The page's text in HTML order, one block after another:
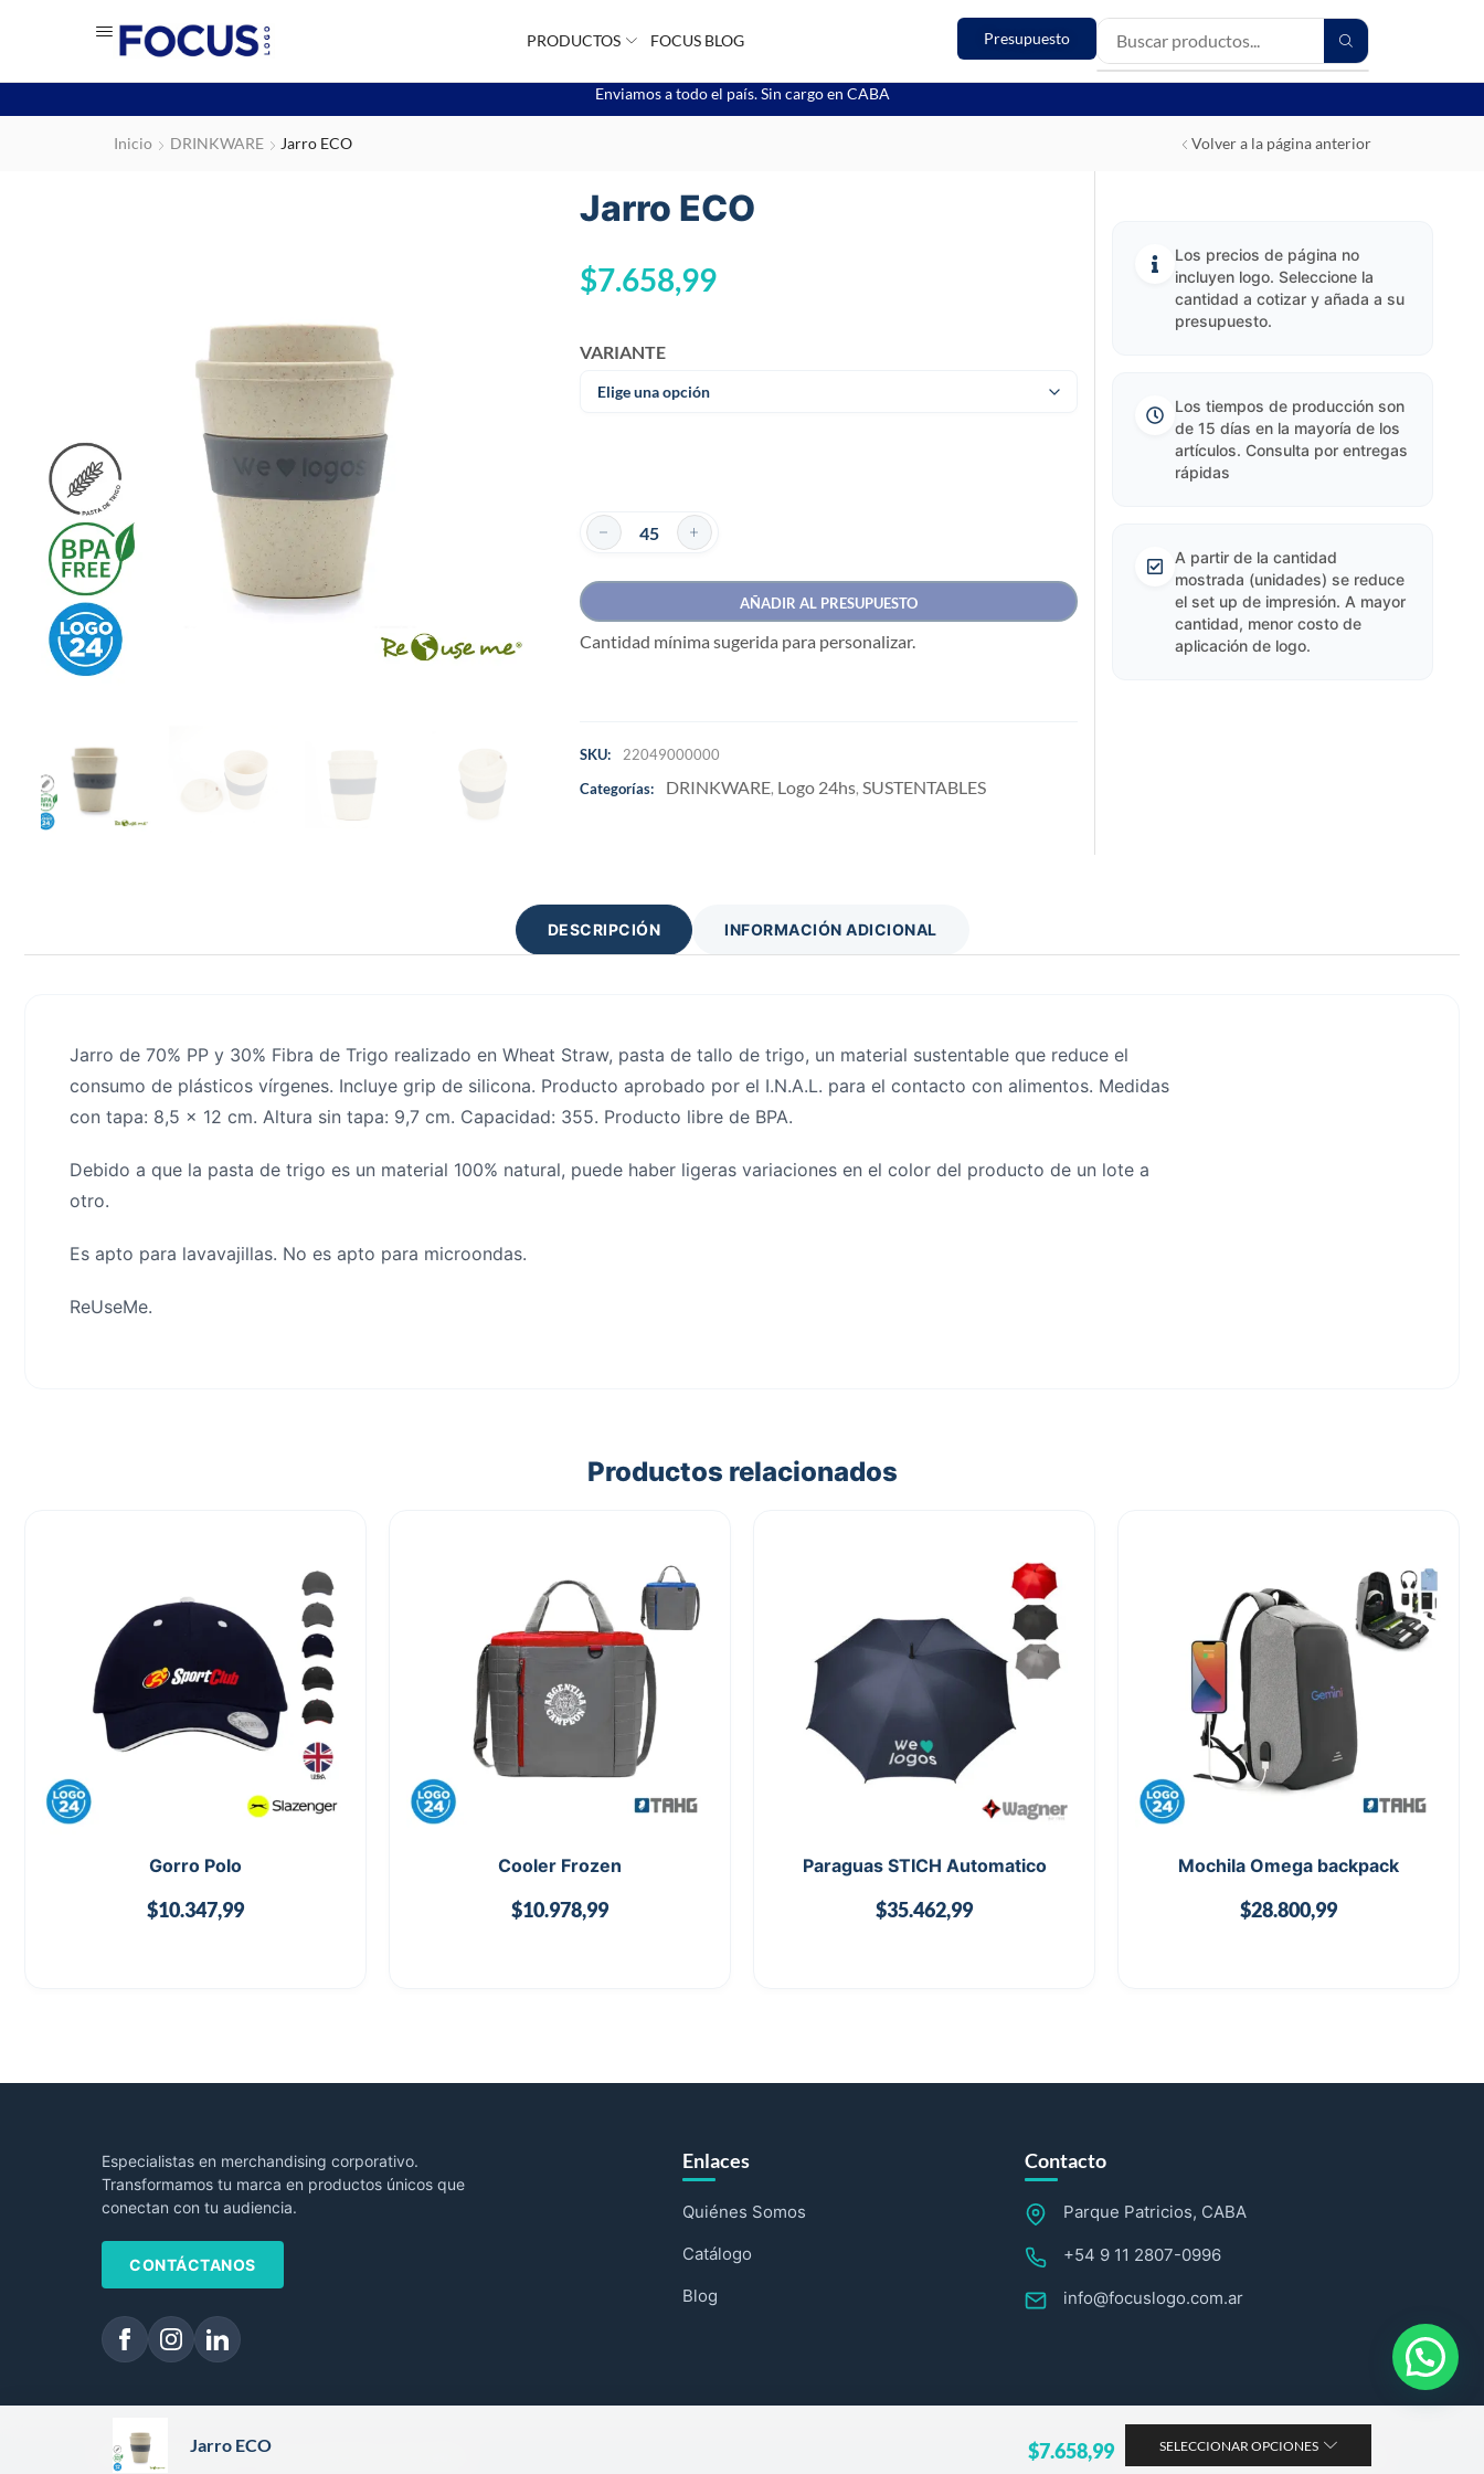
PRODUCTOS FOCUS BLOG Presupuesto
Enviamos a todo el país. Sin cargo en CABA
Inicio DRINKWARE Jarro ECO Volver a la página anterior
Jarro ECO
$7.658,99
VARIANTE
AÑADIR AL PRESUPUESTO
Cantidad mínima sugerida para personalizar.
Jarro ECO $7.658,99 SELECCIONAR OPCIONES
SKU:
22049000000
Categorías:
DRINKWARE, Logo 24hs, SUSTENTABLES
Los precios de página no
incluyen logo. Seleccione la
cantidad a cotizar y añada a su
presupuesto.
Los tiempos de producción son
de 15 días en la mayoría de los
artículos. Consulta por entregas
rápidas
A partir de la cantidad
mostrada (unidades) se reduce
el set up de impresión. A mayor
cantidad, menor costo de
aplicación de logo.
DESCRIPCIÓN INFORMACIÓN ADICIONAL
Jarro de 70% PP y 30% Fibra de Trigo realizado en Wheat Straw, pasta de tallo de trigo, un material sustentable que reduce el
consumo de plásticos vírgenes. Incluye grip de silicona. Producto aprobado por el I.N.A.L. para el contacto con alimentos. Medidas
con tapa: 8,5 x 12 cm. Altura sin tapa: 9,7 cm. Capacidad: 355. Producto libre de BPA.
Debido a que la pasta de trigo es un material 100% natural, puede haber ligeras variaciones en el color del producto de un lote a
otro.
Es apto para lavavajillas. No es apto para microondas.
ReUseMe.
Productos relacionados
Gorro Polo
$10.347,99
Cooler Frozen
$10.978,99
Paraguas STICH Automatico
$35.462,99
Mochila Omega backpack
$28.800,99
Especialistas en merchandising corporativo.
Transformamos tu marca en productos únicos que
conectan con tu audiencia.
CONTÁCTANOS
Enlaces
Quiénes Somos
Catálogo
Blog
Contacto
Parque Patricios, CABA
+54 9 11 2807-0996
info@focuslogo.com.ar
© 2026 Focus Logo. Todos los derechos reservados. Sitio web desarrollado por